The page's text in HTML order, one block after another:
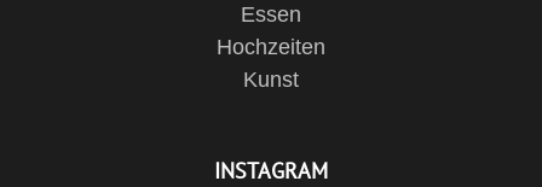
Essen
Hochzeiten
Kunst
INSTAGRAM